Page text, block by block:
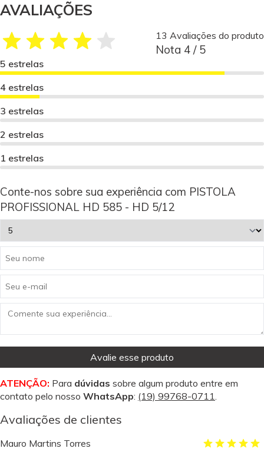
AVALIAÇÕES
13 Avaliações do produto
Nota 4 / 5
5 estrelas
4 estrelas
3 estrelas
2 estrelas
1 estrelas
Conte-nos sobre sua experiência com PISTOLA
PROFISSIONAL HD 585 - HD 5/12
Avalie esse produto
ATENÇÃO: Para dúvidas sobre algum produto entre em
contato pelo nosso WhatsApp: (19) 99768-0711.
Avaliações de clientes
Mauro Martins Torres